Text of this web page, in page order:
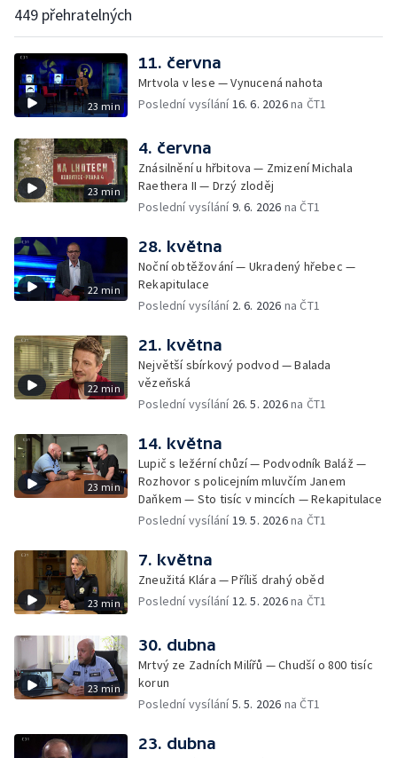
449 přehratelných
23 min
11. června
Mrtvola v lese — Vynucená nahota
Poslední vysílání16. 6. 2026na ČT1
23 min
4. června
Znásilnění u hřbitova — Zmizení Michala
Raethera II — Drzý zloděj
Poslední vysílání9. 6. 2026 na ČT1
22 min
28. května
Noční obtěžování — Ukradený hřebec —
Rekapitulace
Poslední vysílání 2. 6. 2026 na ČT1
22 min
21. května
Největší sbírkový podvod — Balada
vězeňská
Poslední vysílání 26. 5. 2026na ČT1
23 min
14. května
Lupič s ležérní chůzí — Podvodník Baláž —
Rozhovor s policejním mluvčím Janem
Daňkem — Sto tisíc v mincích — Rekapitulace
Poslední vysílání19. 5. 2026na ČT1
23 min
7. května
Zneužitá Klára — Příliš drahý oběd
Poslední vysílání12. 5. 2026na ČT1
23 min
30. dubna
Mrtvý ze Zadních Milířů — Chudší o 800 tisíc
korun
Poslední vysílání5. 5. 2026 na ČT1
23. dubna